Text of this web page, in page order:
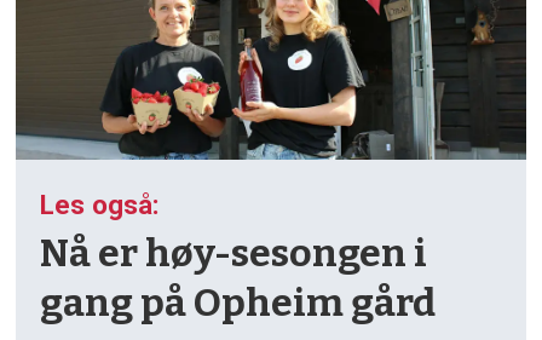
Les også:
Nå er høy-sesongen i
gang på Opheim gård